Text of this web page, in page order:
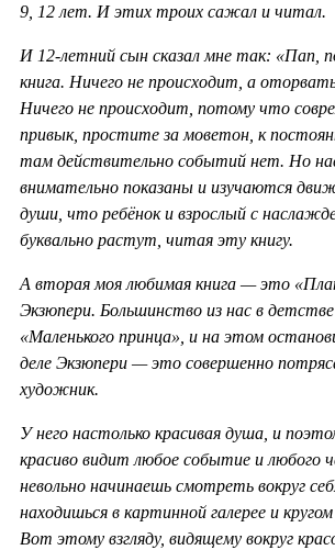
9, 12 лет. И этих троих сажал и читал.
И 12-летний сын сказал мне так: «Пап,
книга. Ничего не происходит, а
Ничего не происходит, потому что
привык, простите за моветон, к
там действительно событий нет. Но
внимательно показаны и изучаются
души, что ребёнок и взрослый с
буквально растут, читая эту книгу.
А вторая моя любимая книга — это
Экзюпери. Большинство из нас в
«Маленького принца», и на этом
деле Экзюпери — это совершенно
художник.
У него настолько красивая душа, и
красиво видит любое событие и любого
невольно начинаешь смотреть вокруг
находишься в картинной галерее и
Вот этому взгляду, видящему вокруг